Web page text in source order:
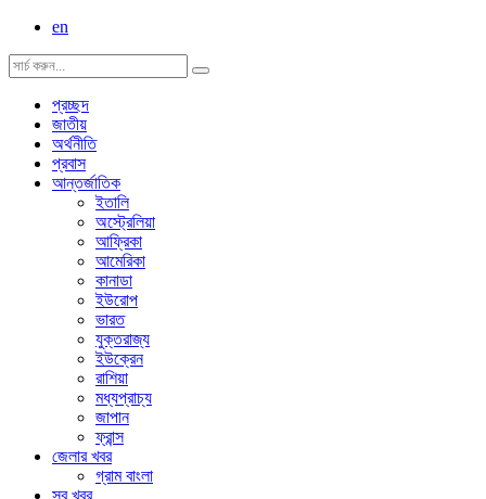
en
প্রচ্ছদ
জাতীয়
অর্থনীতি
প্রবাস
আন্তর্জাতিক
ইতালি
অস্ট্রেলিয়া
আফ্রিকা
আমেরিকা
কানাডা
ইউরোপ
ভারত
যুক্তরাজ্য
ইউক্রেন
রাশিয়া
মধ্যপ্রাচ্য
জাপান
ফ্রান্স
জেলার খবর
গ্রাম বাংলা
সব খবর